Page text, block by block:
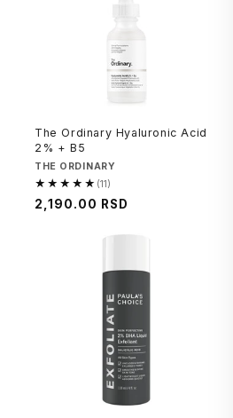
The Ordinary Hyaluronic Acid
2% + B5
Brend
THE ORDINARY
★★★★★ (11)
5.0
od
Regularna
2,190.00 RSD